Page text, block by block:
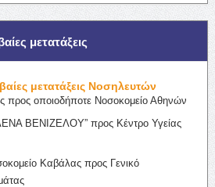
μετατάξεις
μετατάξεις Νοσηλευτών
οποιοδήποτε Νοσοκομείο Αθηνών
ΒΕΝΙΖΕΛΟΥ” προς Κέντρο Υγείας
Καβάλας προς Γενικό